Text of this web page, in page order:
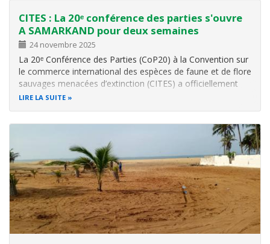
CITES : La 20ᵉ conférence des parties s'ouvre
A SAMARKAND pour deux semaines
24 novembre 2025
La 20ᵉ Conférence des Parties (CoP20) à la Convention sur
le commerce international des espèces de faune et de flore
sauvages menacées d’extinction (CITES) a officiellement
démarré ce lundi 24 novembre 2025 à Samarkand, en
LIRE LA SUITE